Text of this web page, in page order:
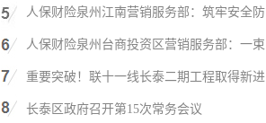
人保财险泉州江南营销服务部：筑牢安全防
人保财险泉州台商投资区营销服务部：一束
重要突破！联十一线长泰二期工程取得新进
长泰区政府召开第15次常务会议